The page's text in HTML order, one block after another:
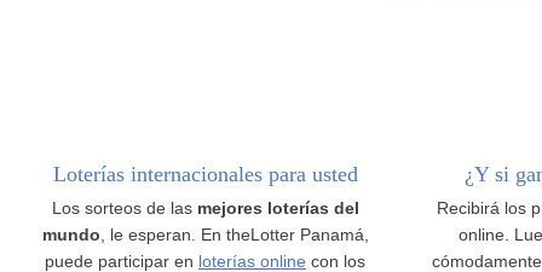
Loterías internacionales para usted
Los sorteos de las mejores loterías del
mundo , le esperan. En theLotter Panamá,
puede participar en loterías online con los
¿Y si
Recibirá los
online.